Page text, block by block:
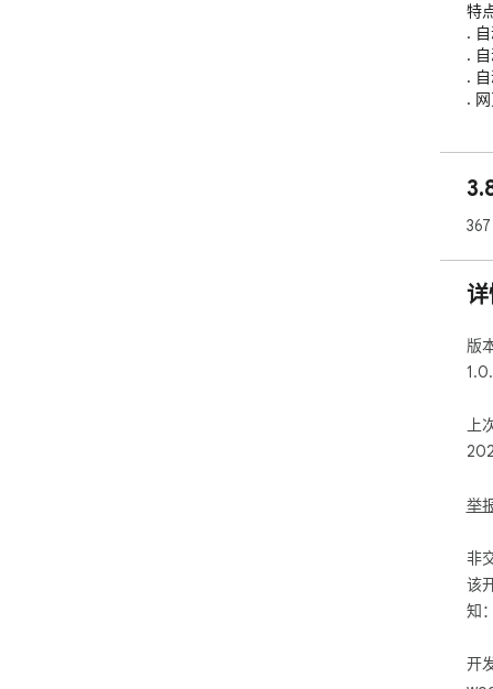
特
.
.
.
.
)
+
+
数
->
請
->
->
->
版
上
举
开
非
该
知